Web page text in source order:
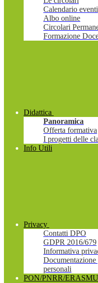
Calendario eventi
Albo online
Circolari
Formazione
Didattica
Panoramica
Offerta formativa
I progetti delle
Info Utili
Privacy
Contatti DPO
GDPR 2016/679
Informativa
Documentazione
personali
PON/PNRR/